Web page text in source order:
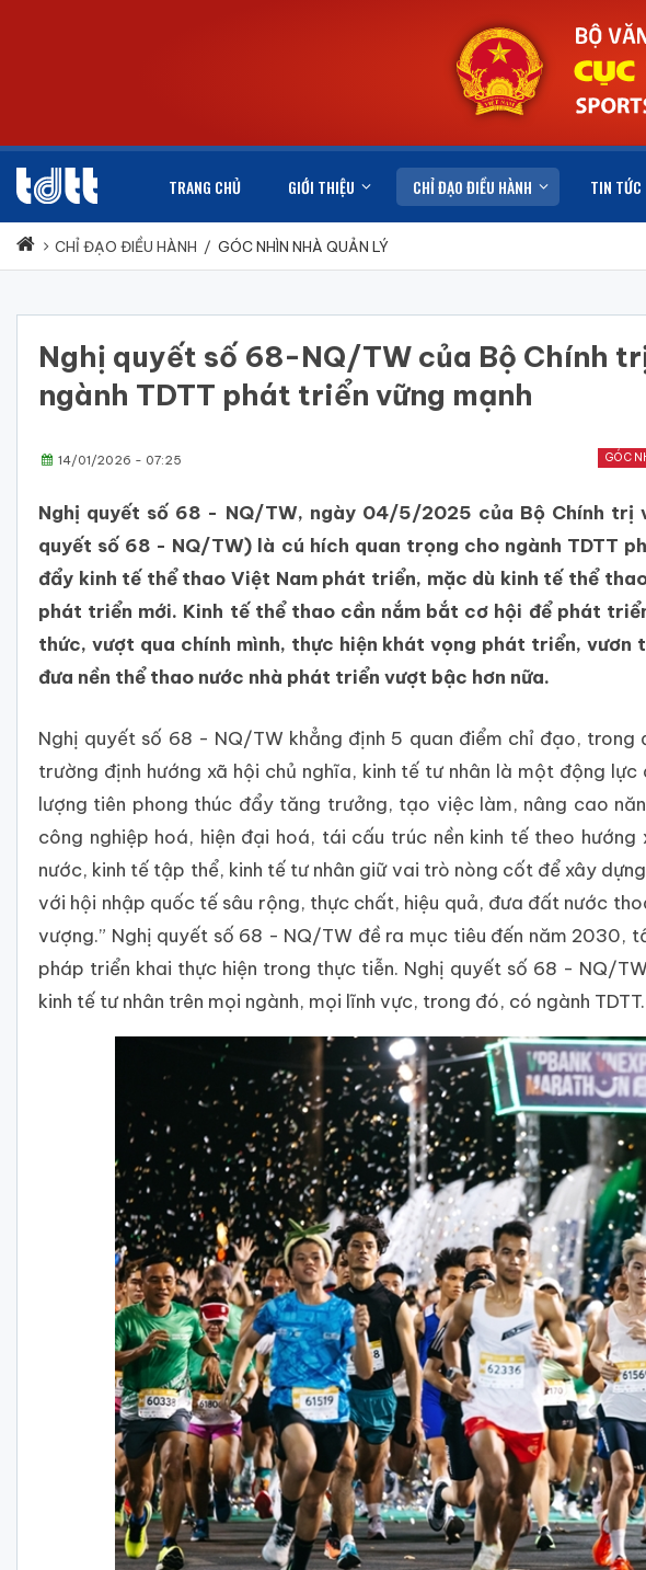
TRANG CHỦ GIỚI THIỆU CHỈ ĐẠO ĐIỀU HÀNH TIN TỨC
CHỈ ĐẠO ĐIỀU HÀNH / GÓC NHÌN NHÀ QUẢN LÝ
Nghị quyết số 68-NQ/TW của Bộ Chính
ngành TDTT phát triển vững mạnh
GÓC
14/01/2026 - 07:25
Nghị quyết số 68 - NQ/TW, ngày 04/5/2025 của Bộ Chính
quyết số 68 - NQ/TW) là cú hích quan trọng cho ngành TDTT
đẩy kinh tế thể thao Việt Nam phát triển, mặc dù kinh tế thể
phát triển mới. Kinh tế thể thao cần nắm bắt cơ hội để phát
thức, vượt qua chính mình, thực hiện khát vọng phát triển,
đưa nền thể thao nước nhà phát triển vượt bậc hơn nữa.
Nghị quyết số 68 - NQ/TW khẳng định 5 quan điểm chỉ đạo, trong
trường định hướng xã hội chủ nghĩa, kinh tế tư nhân là một động
lượng tiên phong thúc đẩy tăng trưởng, tạo việc làm, nâng cao
công nghiệp hoá, hiện đại hoá, tái cấu trúc nền kinh tế theo hướng
nước, kinh tế tập thể, kinh tế tư nhân giữ vai trò nòng cốt để xây
với hội nhập quốc tế sâu rộng, thực chất, hiệu quả, đưa đất nước
vượng.” Nghị quyết số 68 - NQ/TW đề ra mục tiêu đến năm 2030,
pháp triển khai thực hiện trong thực tiễn. Nghị quyết số 68 - NQ/
kinh tế tư nhân trên mọi ngành, mọi lĩnh vực, trong đó, có ngành TDTT.